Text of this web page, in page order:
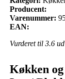
Producent:
Varenummer:
EAN:
Vurderet til 3.6
Køkken